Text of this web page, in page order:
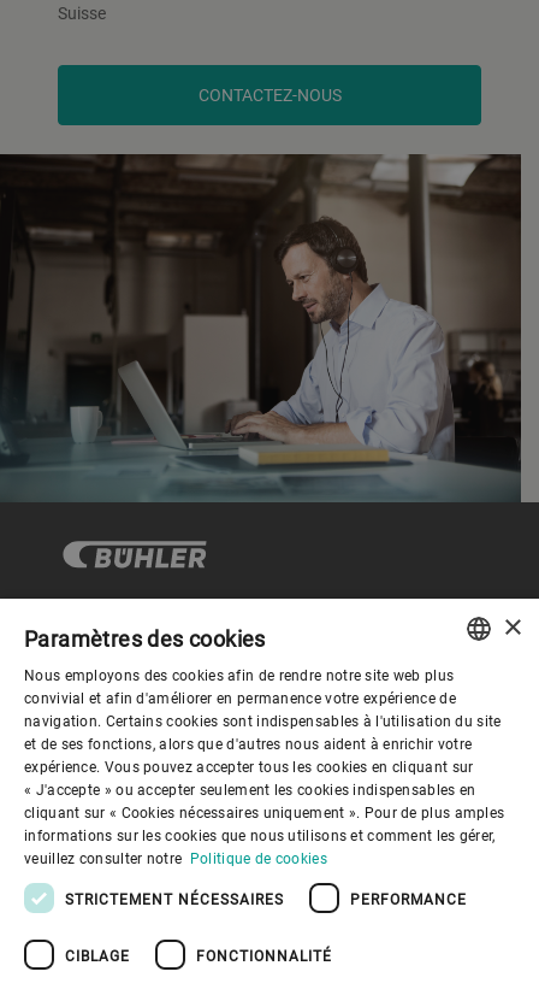
Suisse
CONTACTEZ-NOUS
Mieux nous connaitre
Liens utiles
ENGLISH
SPANISH
GERMAN
FRENCH
RUSSIAN
×
Paramètres des cookies
Nous employons des cookies afin de rendre notre site web plus
convivial et afin d'améliorer en permanence votre expérience de
navigation. Certains cookies sont indispensables à l'utilisation du site
et de ses fonctions, alors que d'autres nous aident à enrichir votre
expérience. Vous pouvez accepter tous les cookies en cliquant sur
« J'accepte » ou accepter seulement les cookies indispensables en
cliquant sur « Cookies nécessaires uniquement ». Pour de plus amples
informations sur les cookies que nous utilisons et comment les gérer,
veuillez consulter notre Politique de cookies
STRICTEMENT NÉCESSAIRES PERFORMANCE
CIBLAGE FONCTIONNALITÉ